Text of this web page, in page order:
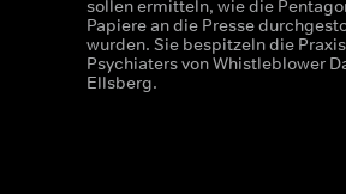
sollen ermitteln, wie die
Papiere an die Presse
wurden. Sie bespitzeln die
Psychiaters von Whistleblower
Ellsberg.